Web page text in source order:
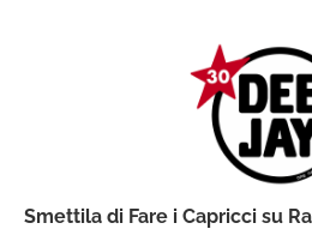
Smettila di Fare i Capricci su